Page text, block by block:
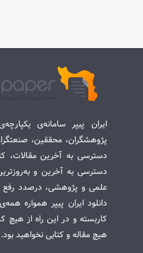
ایران پیپر سامانه‌ی
پژوهشگران، محققین،
دسترسی به آخرین مقالات،
دسترسی به آخرین و
علمی و پژوهشی، درصدد رفع
دانلود ایران پیپر همواره
کاربسته و در این راه از هیچ
هیچ مقاله و کتابی نخواهید بود.